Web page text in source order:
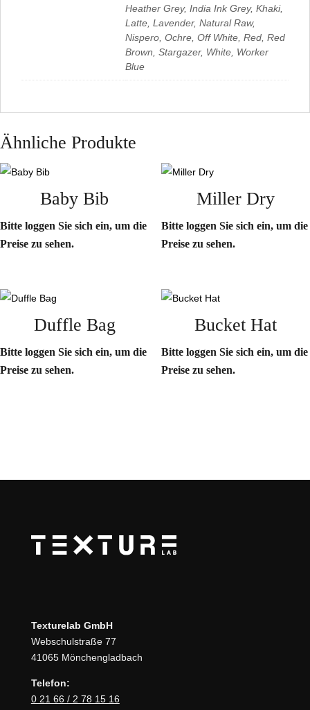
Heather Grey, India Ink Grey, Khaki,
Latte, Lavender, Natural Raw,
Nispero, Ochre, Off White, Red, Red
Brown, Stargazer, White, Worker
Blue
Ähnliche Produkte
Baby Bib
Bitte loggen Sie sich ein, um die
Preise zu sehen.
Miller Dry
Bitte loggen Sie sich ein, um die
Preise zu sehen.
Duffle Bag
Bitte loggen Sie sich ein, um die
Preise zu sehen.
Bucket Hat
Bitte loggen Sie sich ein, um die
Preise zu sehen.
Texturelab GmbH
Webschulstraße 77
41065 Mönchengladbach
Telefon:
0 21 66 / 2 78 15 16